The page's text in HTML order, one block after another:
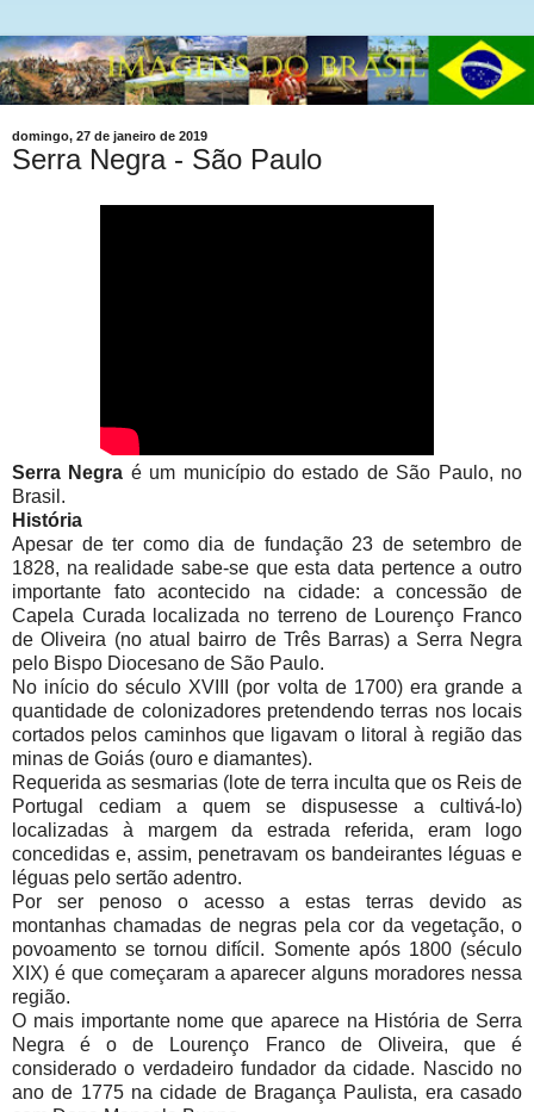
domingo, 27 de janeiro de 2019
Serra Negra - São Paulo
Serra Negra é um município do estado de São Paulo, no
Brasil.
História
Apesar de ter como dia de fundação 23 de setembro de
1828, na realidade sabe-se que esta data pertence a outro
importante fato acontecido na cidade: a concessão de
Capela Curada localizada no terreno de Lourenço Franco
de Oliveira (no atual bairro de Três Barras) a Serra Negra
pelo Bispo Diocesano de São Paulo.
No início do século XVIII (por volta de 1700) era grande a
quantidade de colonizadores pretendendo terras nos locais
cortados pelos caminhos que ligavam o litoral à região das
minas de Goiás (ouro e diamantes).
Requerida as sesmarias (lote de terra inculta que os Reis de
Portugal cediam a quem se dispusesse a cultivá-lo)
localizadas à margem da estrada referida, eram logo
concedidas e, assim, penetravam os bandeirantes léguas e
léguas pelo sertão adentro.
Por ser penoso o acesso a estas terras devido as
montanhas chamadas de negras pela cor da vegetação, o
povoamento se tornou difícil. Somente após 1800 (século
XIX) é que começaram a aparecer alguns moradores nessa
região.
O mais importante nome que aparece na História de Serra
Negra é o de Lourenço Franco de Oliveira, que é
considerado o verdadeiro fundador da cidade. Nascido no
ano de 1775 na cidade de Bragança Paulista, era casado